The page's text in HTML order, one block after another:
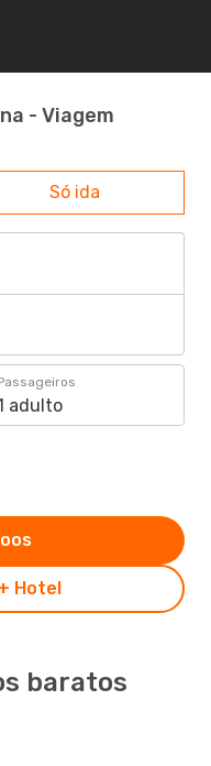
- Viagem
Só ida
adulto
Hotel
baratos